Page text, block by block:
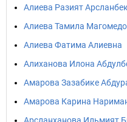
Алиева Разият
Алиева Тамила
Алиева Фатима Алиевна
Алиханова Илона
Амарова Зазабике
Амарова Карина